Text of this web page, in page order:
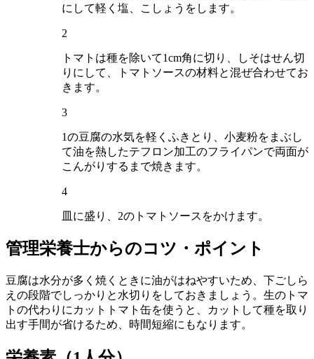
にして軽く塩、こしょうをします。
2
トマトは種を除いて1cm角に切り、しそはせん切
りにして、トマトソースの材料と混ぜ合わせてお
きます。
3
1の豆腐の水気を軽くふきとり、小麦粉をまぶし
て油を熱したテフロン加工のフライパンで両面が
こんがりするまで焼きます。
4
皿に盛り、2のトマトソースをかけます。
管理栄養士からのコツ・ポイント
豆腐は水分が多く焼くときに油がはねやすいため、下ごしら
えの段階でしっかりと水切りをしておきましょう。生のトマ
トの代わりにカットトマト缶を使うと、カットして種を取り
出す手間が省けるため、時間短縮にもなります。